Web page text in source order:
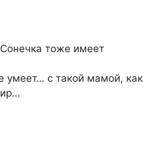
тоже имеет
умеет… с такой мамой, как